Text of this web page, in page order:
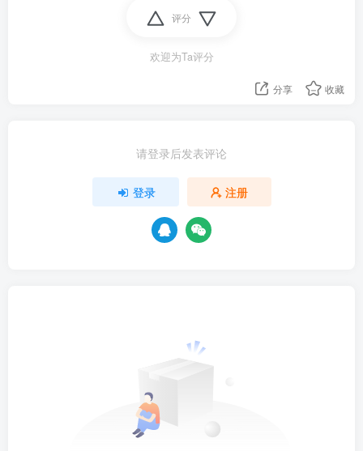
评分
欢迎为Ta评分
分享 收藏
请登录后发表评论
登录 注册